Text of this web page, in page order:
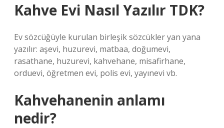
Kahve Evi Nasıl Yazılır TDK?
Ev sözcüğüyle kurulan birleşik sözcükler yan yana
yazılır: aşevi, huzurevi, matbaa, doğumevi,
rasathane, huzurevi, kahvehane, misafirhane,
orduevi, öğretmen evi, polis evi, yayınevi vb.
Kahvehanenin anlamı
nedir?